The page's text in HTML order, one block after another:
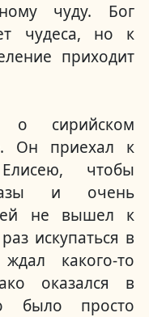
чуду. Бог
чудеса, но к
приходит
о сирийском
Он приехал к
чтобы
и очень
не вышел к
искупаться в
какого-то
оказался в
было просто